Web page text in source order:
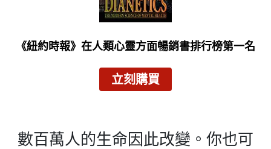
《紐約時報》 在人類心靈方面暢銷書排行榜第一名
立刻購買
數百萬人的生命因此改變。 你也可